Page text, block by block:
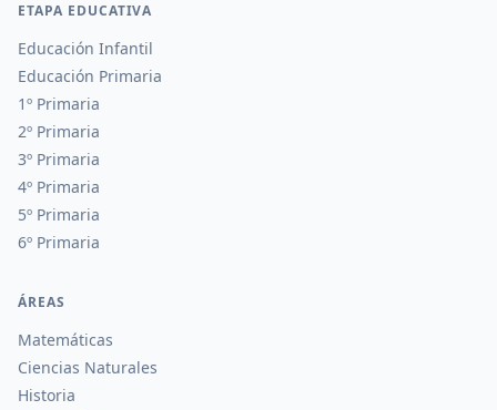
ETAPA EDUCATIVA
Educación Infantil
Educación Primaria
1º Primaria
2º Primaria
3º Primaria
4º Primaria
5º Primaria
6º Primaria
ÁREAS
Matemáticas
Ciencias Naturales
Historia